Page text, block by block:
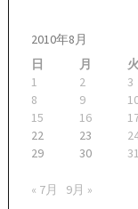
2010年8月
日
月 火
1
2 3
8
9
15
16
22
23
29
30 31
« 7月 9月 »